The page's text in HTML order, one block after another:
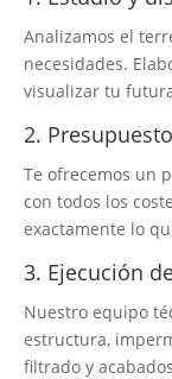
Analizamos el
necesidades.
visualizar tu
2.
Te ofrecemos un
con todos los
exactamente lo
3. Ejecución
Nuestro equipo
estructura,
filtrado y